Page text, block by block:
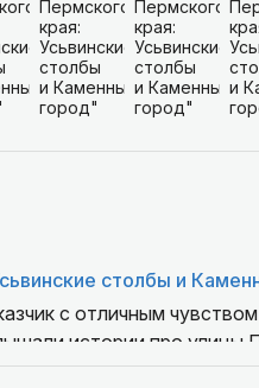
столбы и
с отличным
истории про улицы
и пролетел очень